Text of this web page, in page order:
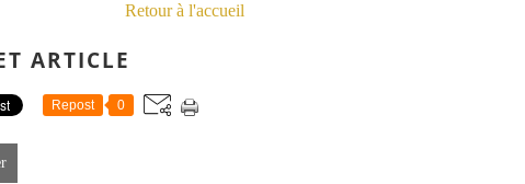
Retour à l'accueil
ARTICLE
Repost 0